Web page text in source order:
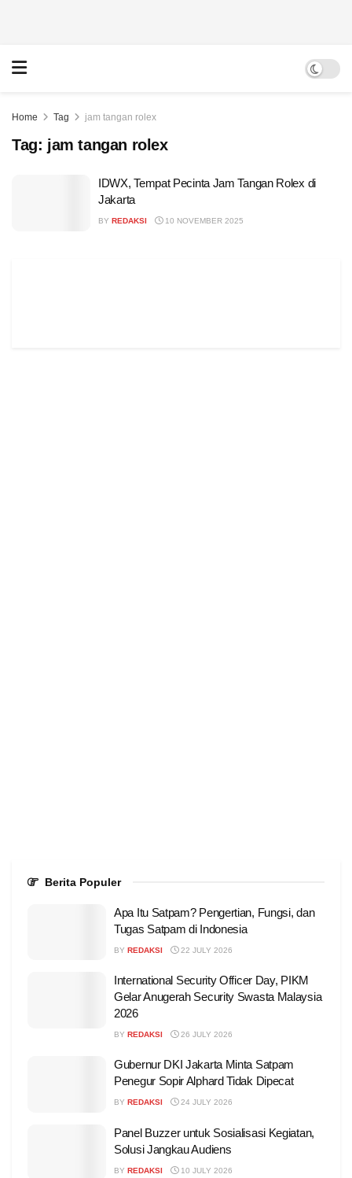
Home Tag jam tangan rolex
Tag: jam tangan rolex
IDWX, Tempat Pecinta Jam Tangan Rolex di
Jakarta
BY REDAKSI 10 NOVEMBER 2025
Berita Populer
Apa Itu Satpam? Pengertian, Fungsi, dan
Tugas Satpam di Indonesia
BY REDAKSI 22 JULY 2026
International Security Officer Day, PIKM
Gelar Anugerah Security Swasta Malaysia
2026
BY REDAKSI 26 JULY 2026
Gubernur DKI Jakarta Minta Satpam
Penegur Sopir Alphard Tidak Dipecat
BY REDAKSI 24 JULY 2026
Panel Buzzer untuk Sosialisasi Kegiatan,
Solusi Jangkau Audiens
BY REDAKSI 10 JULY 2026